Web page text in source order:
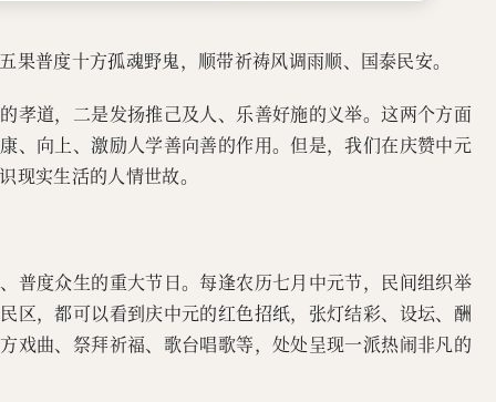
果普度十方孤魂野鬼，顺带祈祷风调雨顺、国泰民安。
孝道，二是发扬推己及人、乐善好施的义举。这两个方面
、向上、激励人学善向善的作用。但是，我们在庆赞中元
现实生活的人情世故。
普度众生的重大节日。每逢农历七月中元节，民间组织举
区，都可以看到庆中元的红色招纸，张灯结彩、设坛、酬
戏曲、祭拜祈福、歌台唱歌等，处处呈现一派热闹非凡的